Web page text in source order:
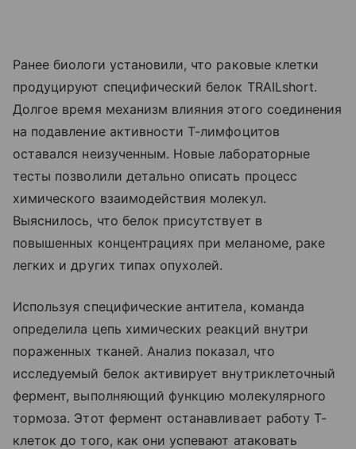
Ранее биологи установили, что раковые клетки
продуцируют специфический белок TRAILshort.
Долгое время механизм влияния этого соединения
на подавление активности Т-лимфоцитов
оставался неизученным. Новые лабораторные
тесты позволили детально описать процесс
химического взаимодействия молекул.
Выяснилось, что белок присутствует в
повышенных концентрациях при меланоме, раке
легких и других типах опухолей.
Используя специфические антитела, команда
определила цепь химических реакций внутри
пораженных тканей. Анализ показал, что
исследуемый белок активирует внутриклеточный
фермент, выполняющий функцию молекулярного
тормоза. Этот фермент останавливает работу Т-
клеток до того, как они успевают атаковать